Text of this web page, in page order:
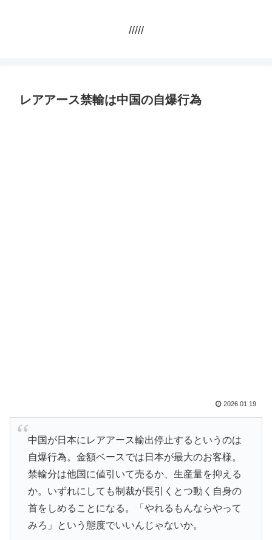
/////
レアアース禁輸は中国の自爆行為
2026.01.19
中国が日本にレアアース輸出停止するというのは
自爆行為。金額ベースでは日本が最大のお客様。
禁輸分は他国に値引いて売るか、生産量を抑える
か。いずれにしても制裁が長引くとつ動く自身の
首をしめることになる。「やれるもんならやって
みろ」という態度でいいんじゃないか。